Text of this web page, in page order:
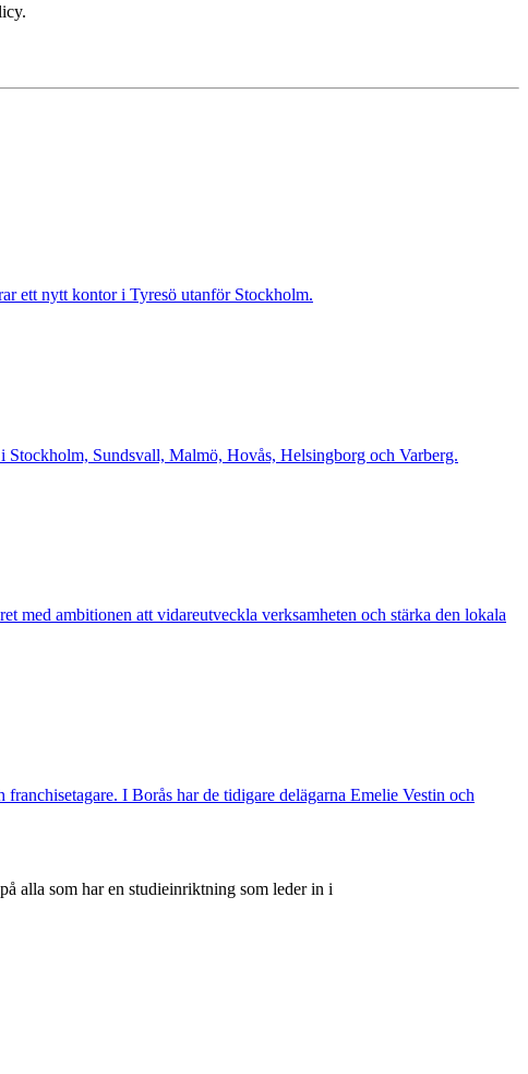
ett nytt kontor i Tyresö utanför Stockholm.
Sundsvall, Malmö, Hovås, Helsingborg och Varberg.
med ambitionen att vidareutveckla verksamheten och stärka den lokala
I Borås har de tidigare delägarna Emelie Vestin och
alla som har en studieinriktning som leder in i